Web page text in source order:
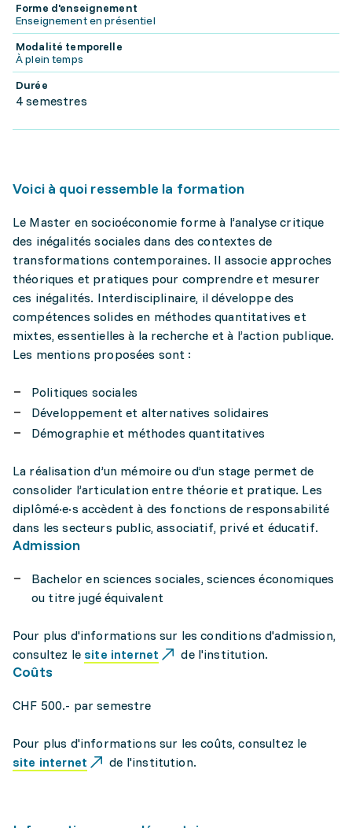
Forme d'enseignement
Enseignement en présentiel
Modalité temporelle
À plein temps
Durée
4 semestres
Voici à quoi ressemble la formation
Le Master en socioéconomie forme à l’analyse critique
des inégalités sociales dans des contextes de
transformations contemporaines. Il associe approches
théoriques et pratiques pour comprendre et mesurer
ces inégalités. Interdisciplinaire, il développe des
compétences solides en méthodes quantitatives et
mixtes, essentielles à la recherche et à l’action publique.
Les mentions proposées sont :
Politiques sociales
Développement et alternatives solidaires
Démographie et méthodes quantitatives
La réalisation d’un mémoire ou d’un stage permet de
consolider l’articulation entre théorie et pratique. Les
diplômé·e·s accèdent à des fonctions de responsabilité
dans les secteurs public, associatif, privé et éducatif.
Admission
Bachelor en sciences sociales, sciences économiques
ou titre jugé équivalent
Pour plus d'informations sur les conditions d'admission,
consultez le site internet de l'institution.
Coûts
CHF 500.- par semestre
Pour plus d'informations sur les coûts, consultez le
site internet
de l'institution.